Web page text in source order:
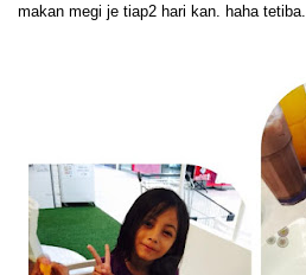
makan megi je tiap2 hari kan. haha tetiba.